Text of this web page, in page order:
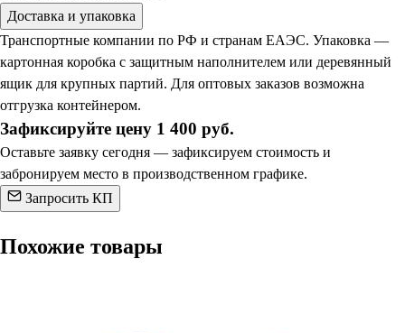
Доставка и упаковка
Транспортные компании по РФ и странам ЕАЭС. Упаковка —
картонная коробка с защитным наполнителем или деревянный
ящик для крупных партий. Для оптовых заказов возможна
отгрузка контейнером.
Зафиксируйте цену 1 400 руб.
Оставьте заявку сегодня — зафиксируем стоимость и
забронируем место в производственном графике.
Запросить КП
Похожие товары